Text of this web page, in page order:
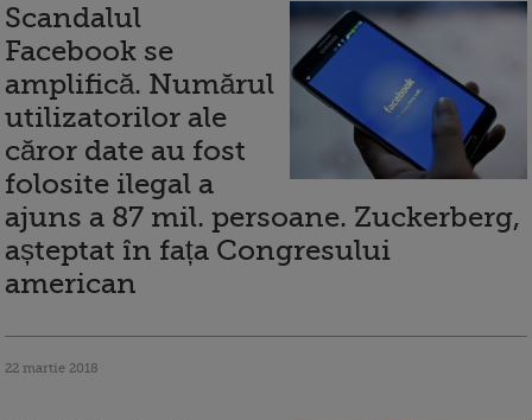
Scandalul
Facebook se
amplifică. Numărul
utilizatorilor ale
căror date au fost
folosite ilegal a
ajuns a 87 mil. persoane. Zuckerberg,
așteptat în fața Congresului
american
22 martie 2018